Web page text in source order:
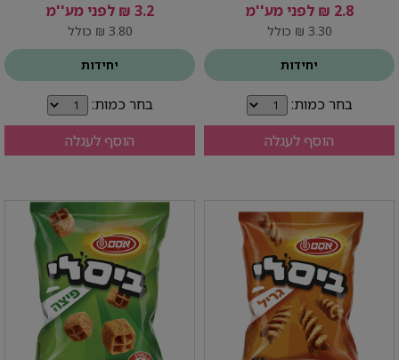
2.8 ₪ לפני מע''מ
3.30 ₪ כולל
יחידות
בחר כמות:
הוסף לעגלה
3.2 ₪ לפני מע''מ
3.80 ₪ כולל
יחידות
בחר כמות:
הוסף לעגלה